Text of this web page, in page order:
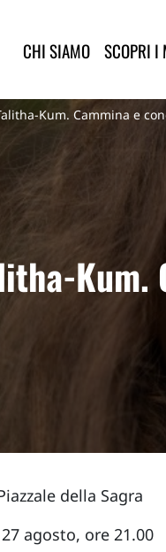
CHI SIAMO SCOPRI I
Kum. Cammina e
Kum.
della Sagra
agosto, ore 21.00